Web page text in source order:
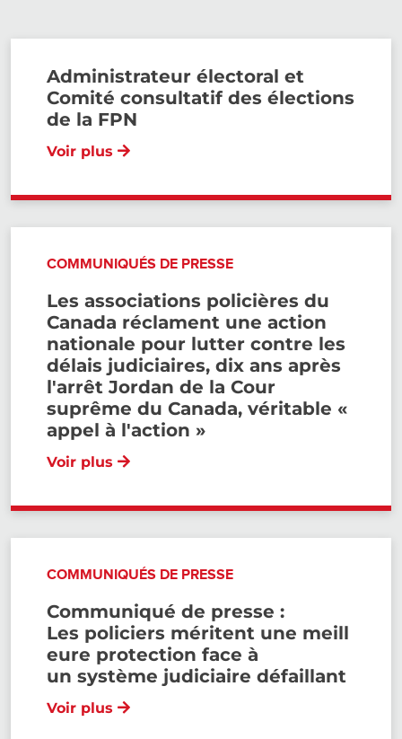
Administrateur électoral et
Comité consultatif des élections
de la FPN
Voir plus
COMMUNIQUÉS DE PRESSE
Les associations policières du
Canada réclament une action
nationale pour lutter contre les
délais judiciaires, dix ans après
l'arrêt Jordan de la Cour
suprême du Canada, véritable «
appel à l'action »
Voir plus
COMMUNIQUÉS DE PRESSE
Communiqué de presse :
Les policiers méritent une meill
eure protection face à
un système judiciaire défaillant
Voir plus